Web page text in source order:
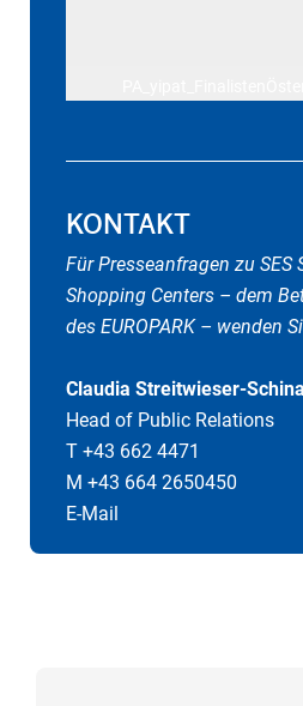
KONTAKT
Für Presseanfragen zu SES
Shopping Centers – dem
des EUROPARK – wenden
Claudia Streitwieser-
Head of Public Relations
T +43 662 4471
M +43 664 2650450
E-Mail